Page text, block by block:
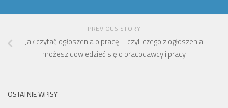
PREVIOUS STORY
Jak czytać ogłoszenia o pracę – czyli czego z ogłoszenia
możesz dowiedzieć się o pracodawcy i pracy
OSTATNIE WPISY